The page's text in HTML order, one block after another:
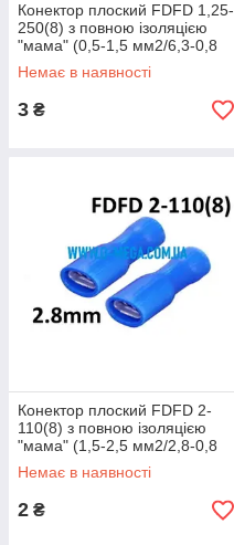
Конектор плоский FDFD 1,25-
250(8) з повною ізоляцією
"мама" (0,5-1,5 мм2/6,3-0,8
мм)
Немає в наявності
3 ₴
Конектор плоский FDFD 2-
110(8) з повною ізоляцією
"мама" (1,5-2,5 мм2/2,8-0,8
мм)
Немає в наявності
2 ₴